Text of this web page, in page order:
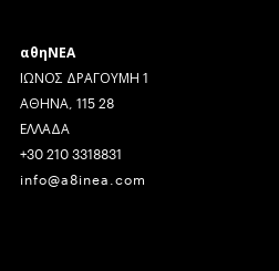
αθηΝΕΑ
ΙΩΝΟΣ ΔΡΑΓΟΥΜΗ 1
ΑΘΗΝΑ, 115 28
ΕΛΛΑΔΑ
+30 210 3318831
info@a8inea.com